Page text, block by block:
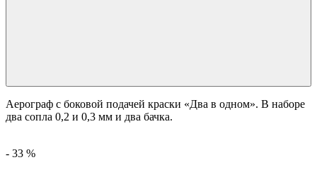
Аерограф с боковой подачей краски «Два в одном». В наборе
два сопла 0,2 и 0,3 мм и два бачка.
- 33 %